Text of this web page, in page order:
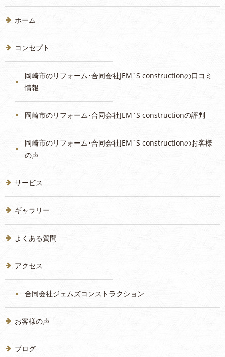
ホーム
コンセプト
岡崎市のリフォーム･合同会社JEM`S constructionの口コミ
情報
岡崎市のリフォーム･合同会社JEM`S constructionの評判
岡崎市のリフォーム･合同会社JEM`S constructionのお客様
の声
サービス
ギャラリー
よくある質問
アクセス
合同会社ジェムズコンストラクション
お客様の声
ブログ